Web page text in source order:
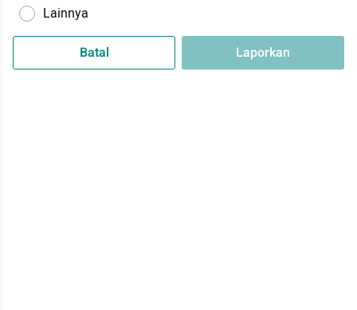
Lainnya
Batal Laporkan